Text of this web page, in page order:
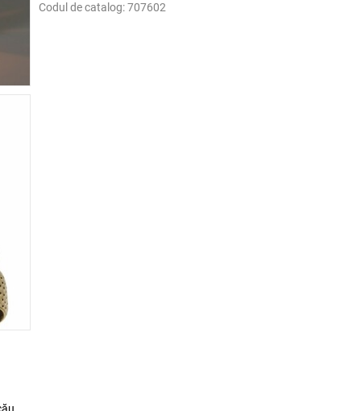
Codul de catalog:707602